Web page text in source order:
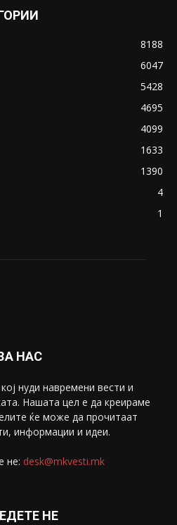
8188
6047
5428
4695
4099
1633
1390
4
1
НАС
нуди навремени вести и
Нашата цел е да креираме
ќе може да прочитаат
информации и идеи.
не: desk@mkvesti.mk
НЕ